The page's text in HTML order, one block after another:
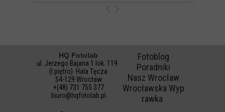
HQ Fotolab
ul. Jerzego Bajana 1 lok. 119
(I piętro) Hala Tęcza
54-129 Wrocław
+(48) 731 755 377
biuro@hqfotolab.pl
Fotoblog
Poradniki
Nasz Wrocław
Wrocławska Wyp
rawka